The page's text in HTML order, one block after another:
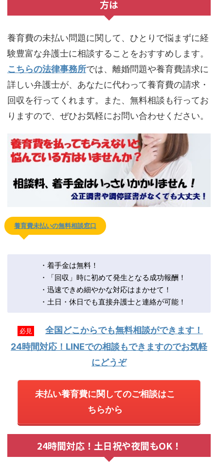
方は
養育費の未払い問題に関して、ひとりで悩まずに経
験豊富な弁護士に相談することをおすすめします。
こちらの法律事務所では、離婚問題や養育費請求に
詳しい弁護士が、あなたに代わって養育費の請求・
回収を行ってくれます。また、無料相談も行ってお
りますので、ぜひお気軽にお問い合わせください。
養育費未払いの無料相談窓口
・着手金は無料！
・「回収」時に初めて発生となる成功報酬！
・迅速できめ細やかな対応はまかせて！
・土日・休日でも直接弁護士と連絡が可能！
必見
全国どこからでも無料相談ができます！
24時間対応！LINEでの相談もできますのでお気軽
にどうぞ
未払い養育費に関してのご相談はこ
ちらから
24時間対応！土日祝や夜間もOK！